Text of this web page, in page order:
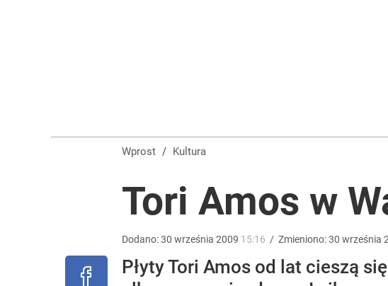
dodaj
Wprost / Kultura
Tori Amos w
Dodano:30 września 2009 15:16 / Zmieniono:30 września
Płyty Tori Amos od lat cieszą